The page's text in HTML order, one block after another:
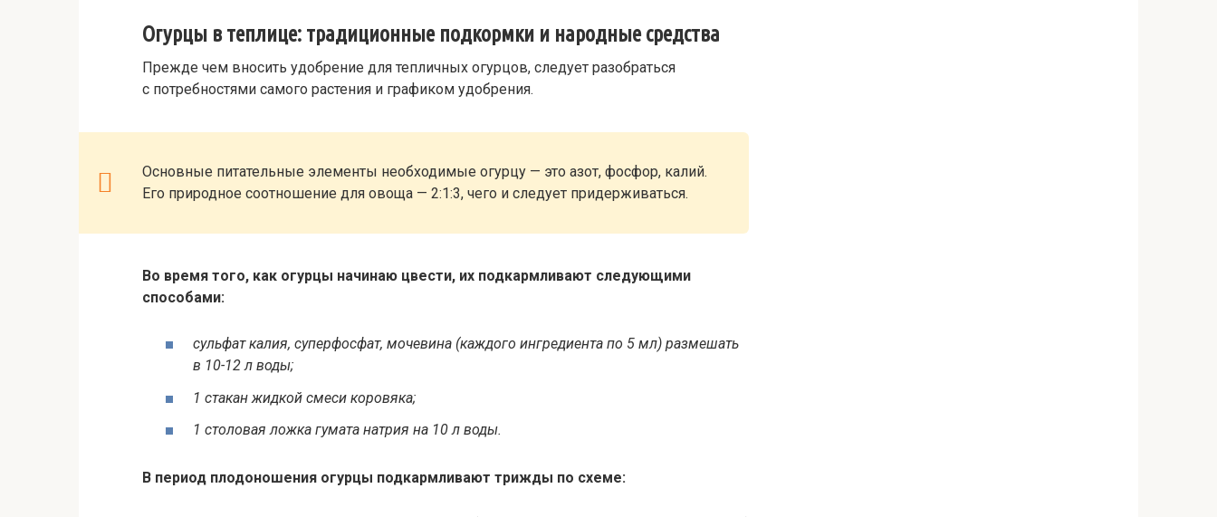
Огурцы в теплице: традиционные подкормки и народные средства
Прежде чем вносить удобрение для тепличных огурцов, следует разобраться
с потребностями самого растения и графиком удобрения.
Основные питательные элементы необходимые огурцу — это азот, фосфор, калий.
Его природное соотношение для овоща — 2:1:3, чего и следует придерживаться.
Во время того, как огурцы начинаю цвести, их подкармливают следующими
способами:
сульфат калия, суперфосфат, мочевина (каждого ингредиента по 5 мл) размешать
в 10-12 л воды;
1 стакан жидкой смеси коровяка;
1 столовая ложка гумата натрия на 10 л воды.
В период плодоношения огурцы подкармливают трижды по схеме: